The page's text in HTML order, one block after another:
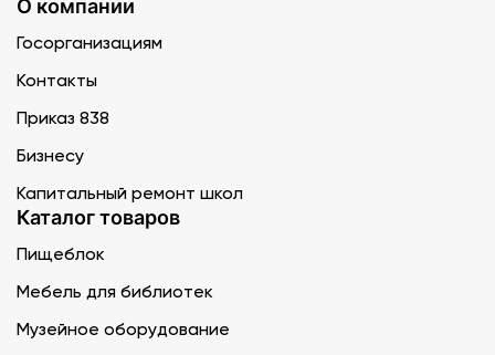
О компании
Госорганизациям
Контакты
Приказ 838
Бизнесу
Капитальный ремонт школ
Каталог товаров
Пищеблок
Мебель для библиотек
Музейное оборудование